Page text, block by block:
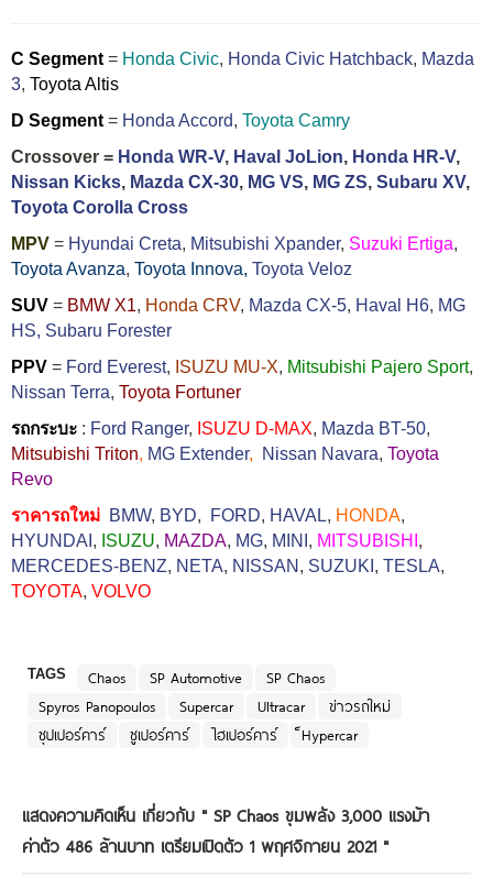
C Segment = Honda Civic, Honda Civic Hatchback, Mazda
3, Toyota Altis
D Segment = Honda Accord, Toyota Camry
Crossover = Honda WR-V, Haval JoLion, Honda HR-V,
Nissan Kicks, Mazda CX-30, MG VS, MG ZS, Subaru XV,
Toyota Corolla Cross
MPV = Hyundai Creta, Mitsubishi Xpander, Suzuki Ertiga,
Toyota Avanza, Toyota Innova, Toyota Veloz
SUV = BMW X1, Honda CRV, Mazda CX-5, Haval H6, MG
HS, Subaru Forester
PPV = Ford Everest, ISUZU MU-X, Mitsubishi Pajero Sport,
Nissan Terra, Toyota Fortuner
รถกระบะ : Ford Ranger, ISUZU D-MAX, Mazda BT-50,
Mitsubishi Triton, MG Extender, Nissan Navara, Toyota
Revo
ราคารถใหม่ BMW, BYD, FORD, HAVAL, HONDA,
HYUNDAI , ISUZU, MAZDA, MG, MINI , MITSUBISHI ,
MERCEDES-BENZ, NETA, NISSAN , SUZUKI , TESLA,
TOYOTA, VOLVO
TAGS Chaos SP Automotive
SP Chaos
Spyros Panopoulos
Supercar Ultracar
ข่าวรถใหม่
ซุปเปอร์คาร์
ซูเปอร์คาร์ ไฮเปอร์คาร์ ็Hypercar
แสดงความคิดเห็น เกี่ยวกับ " SP Chaos ขุมพลัง 3,000 แรงม้า
ค่าตัว 486 ล้านบาท เตรียมเปิดตัว 1 พฤศจิกายน 2021 "